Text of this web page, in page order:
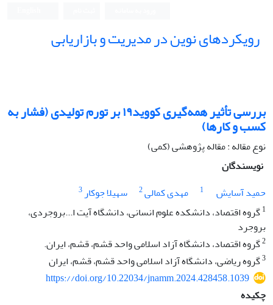
رویکردهای نوین در مدیریت و بازاریابی
بررسی تأثیر همه‌گیری کووید۱۹ بر تورم تولیدی (فشار به
کسب و کارها)
نوع مقاله : مقاله پژوهشی (کمی)
نویسندگان
حمید آسایش
1 مهدی کمالی2 سهیلا جوکار3
1گروه اقتصاد، دانشکده علوم انسانی، دانشگاه آیت ا...بروجردی،
بروجرد
2گروه اقتصاد، دانشگاه آزاد اسلامی واحد قشم، قشم، ایران.
3گروه ریاضی، دانشگاه آزاد اسلامی واحد قشم، قشم، ایران
https://doi.org/10.22034/jnamm.2024.428458.1039
چکیده